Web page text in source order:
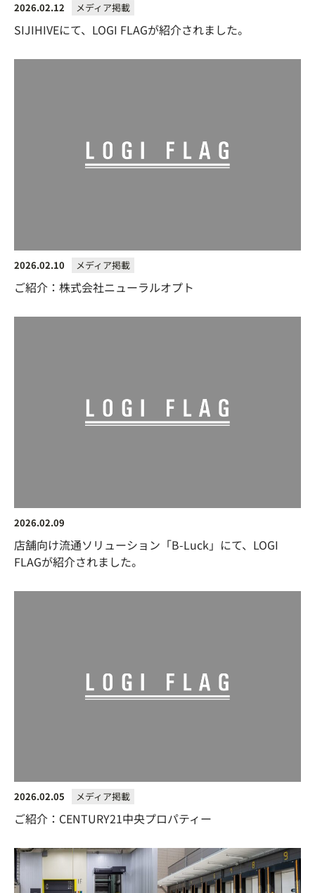
2026.02.12 メディア掲載
SIJIHIVEにて、LOGI FLAGが紹介されました。
2026.02.10 メディア掲載
ご紹介：株式会社ニューラルオプト
2026.02.09
店舗向け流通ソリューション「B-Luck」にて、LOGI
FLAGが紹介されました。
2026.02.05 メディア掲載
ご紹介：CENTURY21中央プロパティー